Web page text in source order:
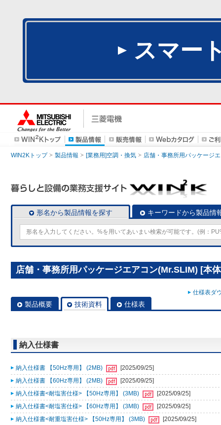
スマー
WIN2Kトップ 製品情報 [業務用]空調・換気 店舗・事務所用パッケージ
形名から製品情報を探す キーワードから製品情
店舗・事務所用パッケージエアコン(Mr.SLIM) [本
仕様表ダ
製品概要 技術資料 仕様表
納入仕様書
納入仕様書 【50Hz専用】 (2MB)
[2025/09/25]
納入仕様書 【60Hz専用】 (2MB)
[2025/09/25]
納入仕様書<耐塩害仕様> 【50Hz専用】 (3MB)
[2025/09/25]
納入仕様書<耐塩害仕様> 【60Hz専用】 (3MB)
[2025/09/25]
納入仕様書<耐重塩害仕様> 【50Hz専用】 (3MB)
[2025/09/25]